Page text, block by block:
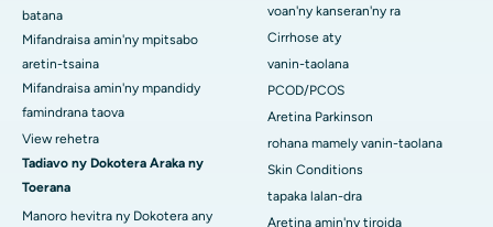
batana
Mifandraisa amin'ny mpitsabo
aretin-tsaina
Mifandraisa amin'ny mpandidy
famindrana taova
View rehetra
Tadiavo ny Dokotera Araka ny
Toerana
Manoro hevitra ny Dokotera any
voan'ny kanseran'ny ra
Cirrhose aty
vanin-taolana
PCOD/PCOS
Aretina Parkinson
rohana mamely vanin-taolana
Skin Conditions
tapaka lalan-dra
Aretina amin'ny tiroida